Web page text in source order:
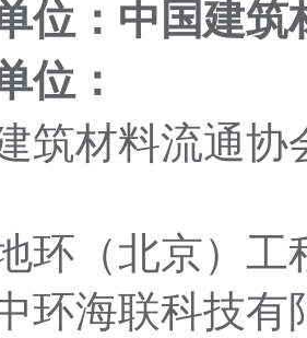
位：中国建筑
位：
筑材料流通
环（北京）工
环海联科技有